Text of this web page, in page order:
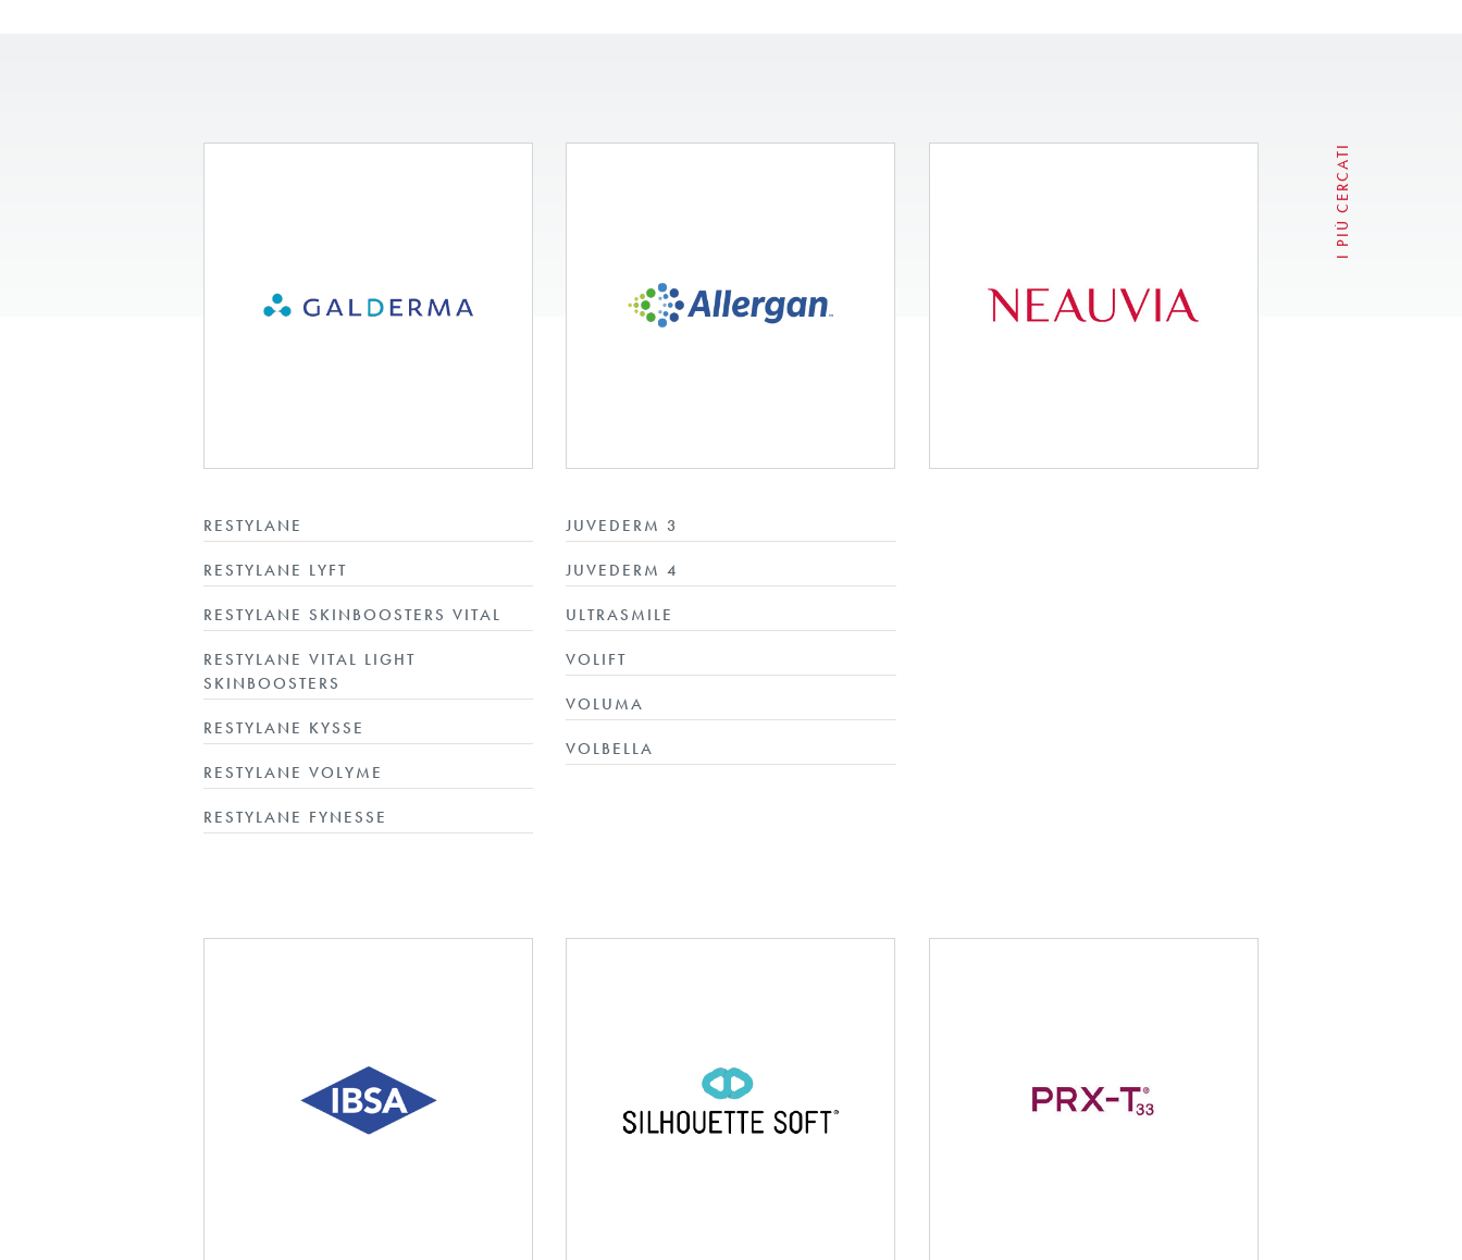
I PIÙ CERCATI
RESTYLANE
RESTYLANE LYFT
RESTYLANE SKINBOOSTERS VITAL
RESTYLANE VITAL LIGHT
SKINBOOSTERS
RESTYLANE KYSSE
RESTYLANE VOLYME
RESTYLANE FYNESSE
JUVEDERM 3
JUVEDERM 4
ULTRASMILE
VOLIFT
VOLUMA
VOLBELLA